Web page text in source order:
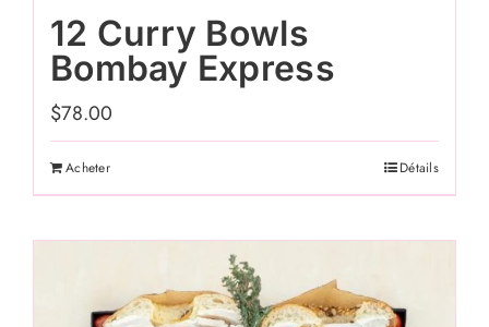
12 Curry Bowls
Bombay Express
$78.00
Acheter Détails